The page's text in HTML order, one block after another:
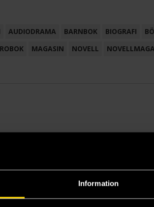
Information
AUDIODRAMA BARNBOK BIOGRAFI
MAGASIN NOVELL